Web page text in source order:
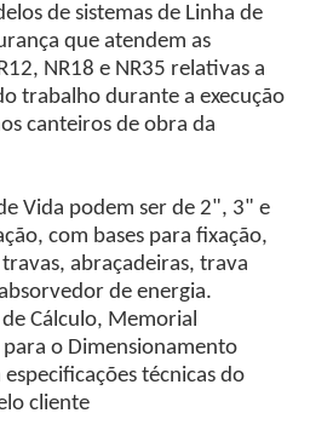
de sistemas de Linha de
que atendem as
NR18 e NR35 relativas a
trabalho durante a execução
canteiros de obra da
Vida podem ser de 2", 3" e
com bases para fixação,
abraçadeiras, trava
de energia.
Cálculo, Memorial
o Dimensionamento
técnicas do
cliente